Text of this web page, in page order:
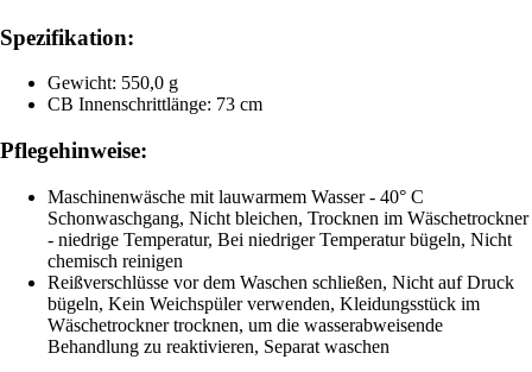
Spezifikation:
Gewicht: 550,0 g
CB Innenschrittlänge: 73 cm
Pflegehinweise:
Maschinenwäsche mit lauwarmem Wasser - 40° C
Schonwaschgang, Nicht bleichen, Trocknen im Wäschetrockner
- niedrige Temperatur, Bei niedriger Temperatur bügeln, Nicht
chemisch reinigen
Reißverschlüsse vor dem Waschen schließen, Nicht auf Druck
bügeln, Kein Weichspüler verwenden, Kleidungsstück im
Wäschetrockner trocknen, um die wasserabweisende
Behandlung zu reaktivieren, Separat waschen